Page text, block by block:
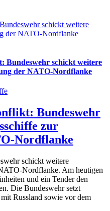
schickt weitere
der NATO-Nordflanke
Bundeswehr schickt weitere
der NATO-Nordflanke
Bundeswehr
zur
Nordflanke
schickt weitere
Nordflanke. Am heutigen
und ein Tender den
Die Bundeswehr setzt
Russland sowie vor dem